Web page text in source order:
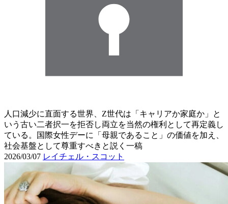
人口減少に直面する世界、Z世代は「キャリアか家庭か」と
いう古い二者択一を拒否し両立を当然の権利として再定義し
ている。国際女性デーに「母親であること」の価値を加え、
社会基盤として尊重すべきと説く一稿
2026/03/07 レイチェル・スコット